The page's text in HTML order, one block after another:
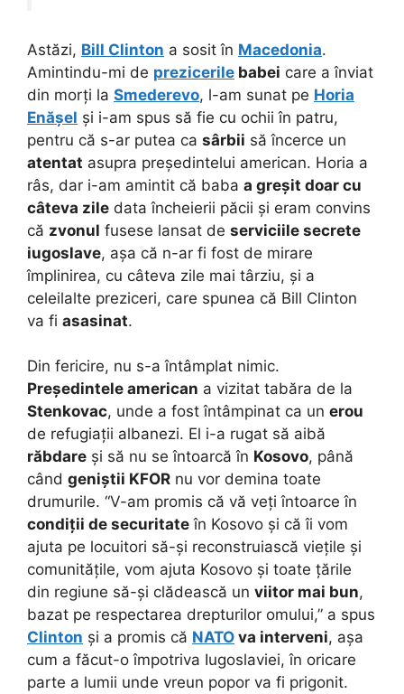
Astăzi, Bill Clinton a sosit în Macedonia.
Amintindu-mi de prezicerile babei care a înviat
din morți la Smederevo, l-am sunat pe Horia
Enășel și i-am spus să fie cu ochii în patru,
pentru că s-ar putea ca sârbii să încerce un
atentat asupra președintelui american. Horia a
râs, dar i-am amintit că baba a greșit doar cu
câteva zile data încheierii păcii și eram convins
că zvonul fusese lansat de serviciile secrete
iugoslave, așa că n-ar fi fost de mirare
împlinirea, cu câteva zile mai târziu, și a
celeilalte preziceri, care spunea că Bill Clinton
va fi asasinat.
Din fericire, nu s-a întâmplat nimic.
Președintele american a vizitat tabăra de la
Stenkovac, unde a fost întâmpinat ca un erou
de refugiații albanezi. El i-a rugat să aibă
răbdare și să nu se întoarcă în Kosovo, până
când geniștii KFOR nu vor demina toate
drumurile. “V-am promis că vă veți întoarce în
condiții de securitate în Kosovo și că îi vom
ajuta pe locuitori să-și reconstruiască viețile și
comunitățile, vom ajuta Kosovo și toate țările
din regiune să-și clădească un viitor mai bun,
bazat pe respectarea drepturilor omului,” a spus
Clinton și a promis că NATO va interveni, așa
cum a făcut-o împotriva Iugoslaviei, în oricare
parte a lumii unde vreun popor va fi prigonit.